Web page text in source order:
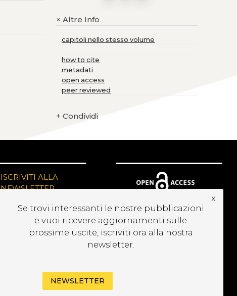
+Altre Info
capitoli nello stesso volume
how to cite
metadati
open access
peer reviewed
+ Condividi
ISCRIVITI ALLA
NEWSLETTER
Se trovi interessanti le nostre pubblicazioni
e vuoi ricevere aggiornamenti sulle
prossime uscite, iscriviti ora alla nostra
newsletter.
x
NEWSLETTER